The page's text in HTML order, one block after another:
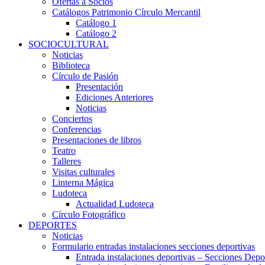
Catálogos Patrimonio Círculo Mercantil
Catálogo 1
Catálogo 2
SOCIOCULTURAL
Noticias
Biblioteca
Círculo de Pasión
Presentación
Ediciones Anteriores
Noticias
Conciertos
Conferencias
Presentaciones de libros
Teatro
Talleres
Visitas culturales
Linterna Mágica
Ludoteca
Actualidad Ludoteca
Círculo Fotográfico
DEPORTES
Noticias
Formulario entradas instalaciones secciones deportivas
Entrada instalaciones deportivas – Secciones